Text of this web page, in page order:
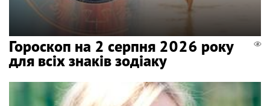
Гороскоп на 2 серпня 2026 року
для всіх знаків зодіаку